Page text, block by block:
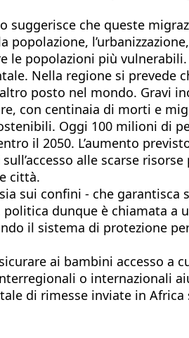
suggerisce che queste
le popolazioni più vulnerabili.
Nella regione si prevede
posto nel mondo. Gravi
con centinaia di morti e
Oggi 100 milioni di
il 2050. L’aumento
alle scarse risorse
città.
sui confini - che garantisca
dunque è chiamata a
il sistema di protezione
ai bambini accesso a
o internazionali
di rimesse inviate in